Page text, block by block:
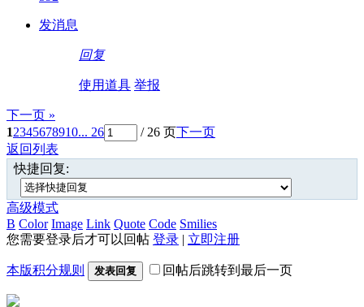
发消息
回复
使用道具 举报
下一页 »
12345678910... 26 / 26 页下一页
返回列表
快捷回复:
高级模式
B Color Image Link Quote Code Smilies
您需要登录后才可以回帖 登录 | 立即注册
本版积分规则 发表回复 回帖后跳转到最后一页